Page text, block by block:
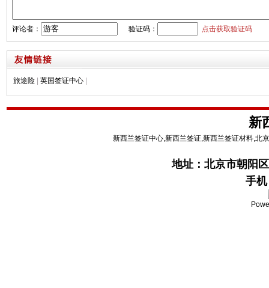
评论者： 验证码： 点击获取验证码
旅途险 英国签证中心
新
新西兰签证中心,新西兰签证,新西兰签证材料,北
地址： 北京市朝阳
手